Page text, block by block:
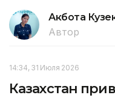
Акбота
Автор
14:34, 31 Июля 2026
Казахстан